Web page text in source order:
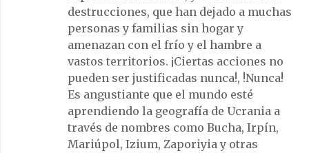
destrucciones, que han dejado a muchas
personas y familias sin hogar y
amenazan con el frío y el hambre a
vastos territorios. ¡Ciertas acciones no
pueden ser justificadas nunca!, !Nunca!
Es angustiante que el mundo esté
aprendiendo la geografía de Ucrania a
través de nombres como Bucha, Irpín,
Mariúpol, Izium, Zaporiyia y otras